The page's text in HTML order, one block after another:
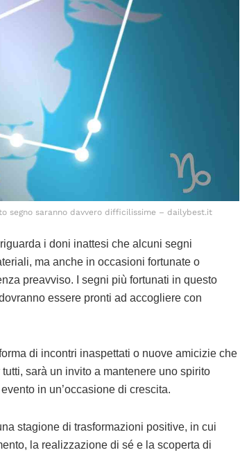
segno saranno davvero difficilissime – dailybest.it
riguarda i doni inattesi che alcuni segni
ma anche in occasioni fortunate o
preavviso. I segni più fortunati in questo
essere pronti ad accogliere con
di incontri inaspettati o nuove amicizie che
sarà un invito a mantenere uno spirito
in un’occasione di crescita.
stagione di trasformazioni positive, in cui
la realizzazione di sé e la scoperta di